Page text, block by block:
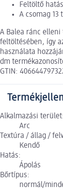
Feltöltő
A csomag 13
A Balea ránc
feltöltésében, így
használata
dm
GTIN:
Alkalmazási terület:
Arc
Textúra / állag /
Kendő
Hatás:
Ápolás
Bőrtípus:
normál/